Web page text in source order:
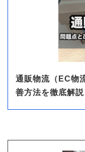
通販物流（EC物
善方法を徹底解説